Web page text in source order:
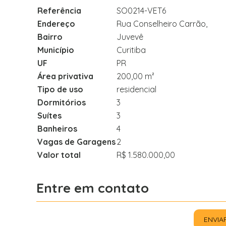
Referência
SO0214-VET6
Endereço
Rua Conselheiro Carrão,
Bairro
Juvevê
Município
Curitiba
UF
PR
Área privativa
200,00 m²
Tipo de uso
residencial
Dormitórios
3
Suítes
3
Banheiros
4
Vagas de Garagens2
Valor total
R$ 1.580.000,00
Entre em contato